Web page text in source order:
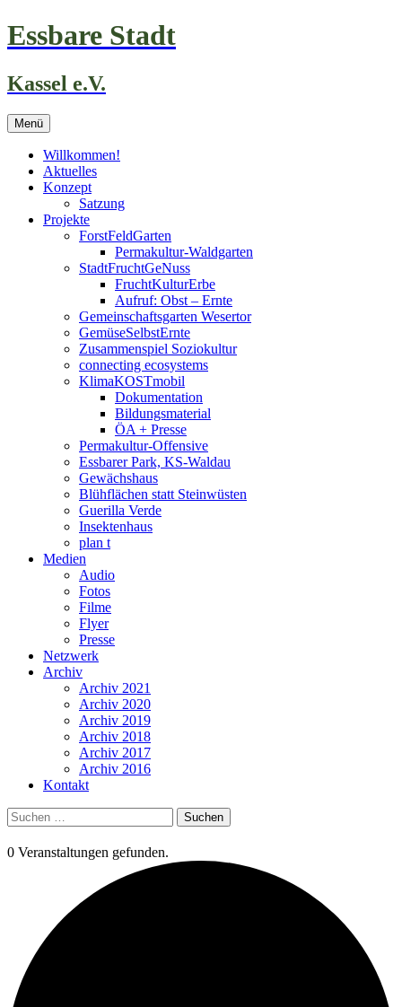
Zum
Inhalt
Essbare Stadt
Kassel e.V.
Menü
Willkommen!
Aktuelles
Konzept
Satzung
Projekte
ForstFeldGarten
Permakultur-Waldgarten
StadtFruchtGeNuss
FruchtKulturErbe
Aufruf: Obst – Ernte
Gemeinschaftsgarten Wesertor
GemüseSelbstErnte
Zusammenspiel Soziokultur
connecting ecosystems
KlimaKOSTmobil
Dokumentation
Bildungsmaterial
ÖA + Presse
Permakultur-Offensive
Essbarer Park, KS-Waldau
Gewächshaus
Blühflächen statt Steinwüsten
Guerilla Verde
Insektenhaus
plan t
Medien
Audio
Fotos
Filme
Flyer
Presse
Netzwerk
Archiv
Archiv 2021
Archiv 2020
Archiv 2019
Archiv 2018
Archiv 2017
Archiv 2016
Kontakt
Suchen
nach:
0 Veranstaltungen gefunden.